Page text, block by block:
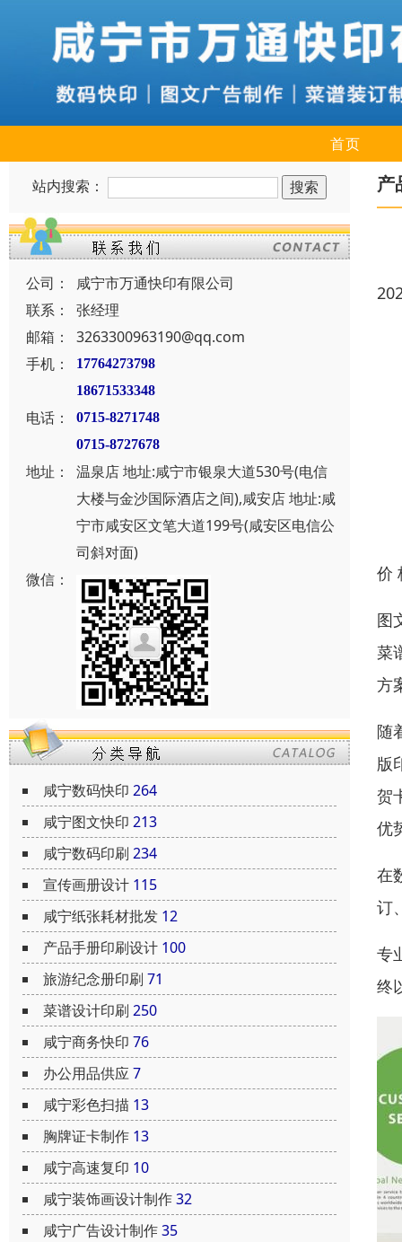
首页
站内搜索：
公司：
咸宁市万通快印有限公司
联系：
张经理
邮箱：
3263300963190@qq.com
手机：
17764273798
18671533348
电话：
0715-8271748
0715-8727678
地址：
温泉店 地址:咸宁市银泉大道530号(电信
大楼与金沙国际酒店之间),咸安店 地址:咸
宁市咸安区文笔大道199号(咸安区电信公
司斜对面)
微信：
咸宁数码快印 264
咸宁图文快印 213
咸宁数码印刷 234
宣传画册设计 115
咸宁纸张耗材批发 12
产品手册印刷设计 100
旅游纪念册印刷 71
菜谱设计印刷 250
咸宁商务快印 76
办公用品供应7
咸宁彩色扫描 13
胸牌证卡制作 13
咸宁高速复印 10
咸宁装饰画设计制作32
咸宁广告设计制作35
产
价
图
菜
方
随
版
贺
优
在
订
专
终